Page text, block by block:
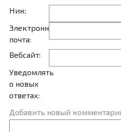
Ник:
Электронная
почта:
Вебсайт:
Уведомлять
о новых
ответах:
Добавить новый